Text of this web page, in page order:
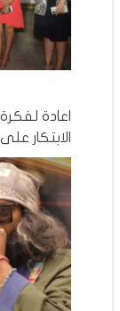
الابتكار